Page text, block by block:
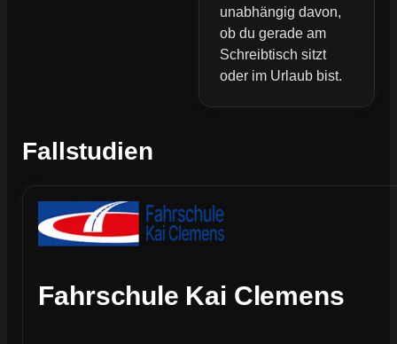
unabhängig davon,
ob du gerade am
Schreibtisch sitzt
oder im Urlaub bist.
Fallstudien
Fahrschule Kai Clemens